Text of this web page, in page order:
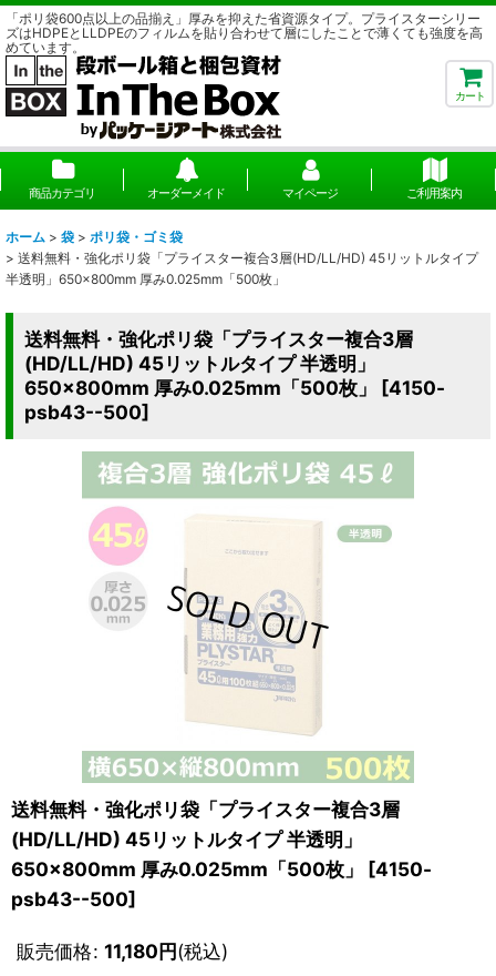
「ポリ袋600点以上の品揃え」厚みを抑えた省資源タイプ。プライスターシリー
ズはHDPEとLLDPEのフィルムを貼り合わせて層にしたことで薄くても強度を高
めています。
カート
商品カテゴリ オーダーメイド マイページ ご利用案内
ホーム > 袋 > ポリ袋・ゴミ袋
> 送料無料・強化ポリ袋「プライスター複合3層(HD/LL/HD) 45リットルタイプ
半透明」650×800mm 厚み0.025mm「500枚」
送料無料・強化ポリ袋「プライスター複合3層
(HD/LL/HD) 45リットルタイプ 半透明」
650×800mm 厚み0.025mm「500枚」
[4150-
psb43--500]
送料無料・強化ポリ袋「プライスター複合3層
(HD/LL/HD) 45リットルタイプ 半透明」
650×800mm 厚み0.025mm「500枚」
[4150-
psb43--500]
販売価格: 11,180円(税込)